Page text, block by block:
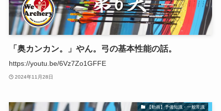
「奥カンカン。」やん。弓の基本性能の話。
https://youtu.be/6Vz7Zo1GFFE
2024年11月28日
【動画】予備知識・一般常識